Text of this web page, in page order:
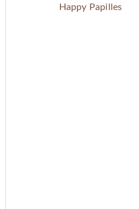
Happy Papilles